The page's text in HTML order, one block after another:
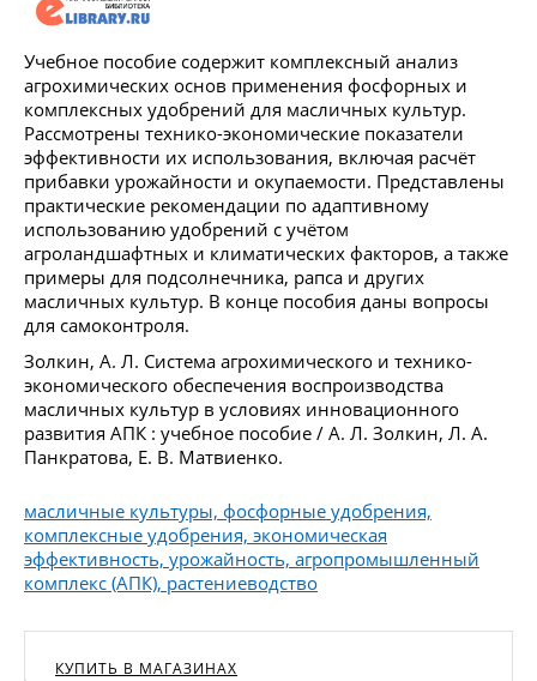
Учебное пособие содержит комплексный анализ
агрохимических основ применения фосфорных и
комплексных удобрений для масличных культур.
Рассмотрены технико-экономические показатели
эффективности их использования, включая расчёт
прибавки урожайности и окупаемости. Представлены
практические рекомендации по адаптивному
использованию удобрений с учётом
агроландшафтных и климатических факторов, а также
примеры для подсолнечника, рапса и других
масличных культур. В конце пособия даны вопросы
для самоконтроля.
Золкин, А. Л. Система агрохимического и технико-
экономического обеспечения воспроизводства
масличных культур в условиях инновационного
развития АПК : учебное пособие / А. Л. Золкин, Л. А.
Панкратова, Е. В. Матвиенко.
масличные культуры, фосфорные удобрения,
комплексные удобрения, экономическая
эффективность, урожайность, агропромышленный
комплекс (АПК), растениеводство
КУПИТЬ В МАГАЗИНАХ